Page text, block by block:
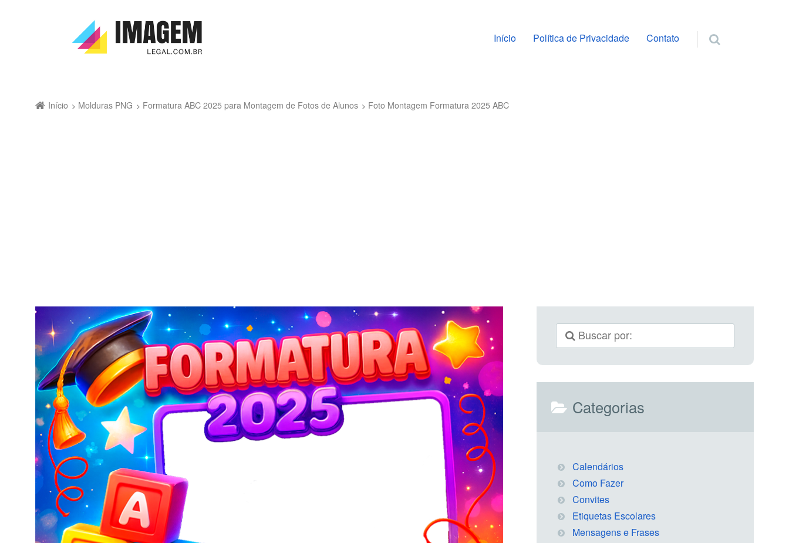
Pular para o conteúdo
Início Política de Privacidade Contato
Início Molduras PNG Formatura ABC 2025 para Montagem de Fotos de Alunos Foto Montagem Formatura 2025 ABC
Categorias
Calendários
Como Fazer
Convites
Etiquetas Escolares
Mensagens e Frases